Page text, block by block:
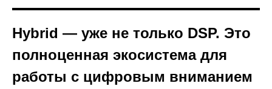
Hybrid — уже не только DSP. Это
полноценная экосистема для
работы с цифровым вниманием